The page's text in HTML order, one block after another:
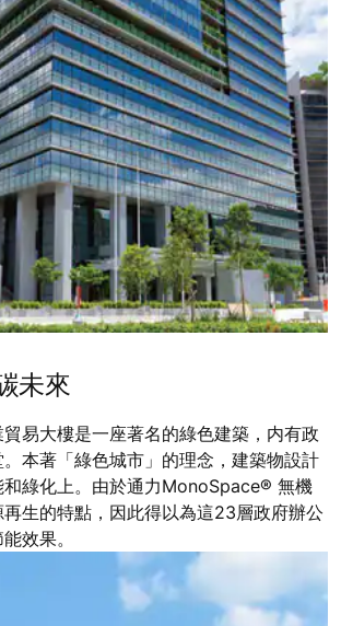
未來
易大樓是一座著名的綠色建築，内有政
本著「綠色城市」的理念，建築物設計
和綠化上。由於通力MonoSpace® 無機
生的特點，因此得以為這23層政府辦公
效果。